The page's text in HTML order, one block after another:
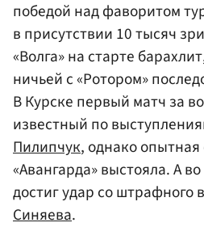
победой над фаворитом
в присутствии 10 тысяч
«Волга» на старте
ничьей с «Ротором»
В Курске первый матч за
известный по
Пилипчук, однако
«Авангарда» выстояла. А
достиг удар со штрафного
Синяева.